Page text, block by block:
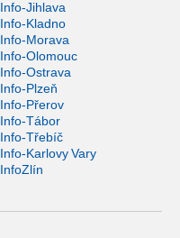
Info-Jihlava
Info-Kladno
Info-Morava
Info-Olomouc
Info-Ostrava
Info-Plzeň
Info-Přerov
Info-Tábor
Info-Třebíč
Info-Karlovy Vary
InfoZlín